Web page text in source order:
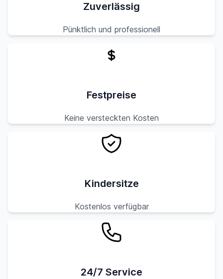
Zuverlässig
Pünktlich und professionell
Festpreise
Keine versteckten Kosten
Kindersitze
Kostenlos verfügbar
24/7 Service